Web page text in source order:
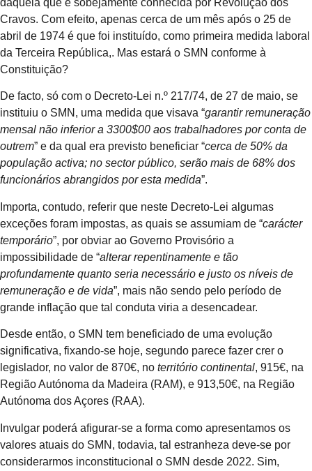
daquela que é sobejamente conhecida por Revolução dos
Cravos. Com efeito, apenas cerca de um mês após o 25 de
abril de 1974 é que foi instituído, como primeira medida laboral
da Terceira República,. Mas estará o SMN conforme à
Constituição?
De facto, só com o Decreto-Lei n.º 217/74, de 27 de maio, se
instituiu o SMN, uma medida que visava “garantir remuneração
mensal não inferior a 3300$00 aos trabalhadores por conta de
outrem” e da qual era previsto beneficiar “cerca de 50% da
população activa; no sector público, serão mais de 68% dos
funcionários abrangidos por esta medida”.
Importa, contudo, referir que neste Decreto-Lei algumas
exceções foram impostas, as quais se assumiam de “carácter
temporário”, por obviar ao Governo Provisório a
impossibilidade de “alterar repentinamente e tão
profundamente quanto seria necessário e justo os níveis de
remuneração e de vida”, mais não sendo pelo período de
grande inflação que tal conduta viria a desencadear.
Desde então, o SMN tem beneficiado de uma evolução
significativa, fixando-se hoje, segundo parece fazer crer o
legislador, no valor de 870€, no território continental, 915€, na
Região Autónoma da Madeira (RAM), e 913,50€, na Região
Autónoma dos Açores (RAA).
Invulgar poderá afigurar-se a forma como apresentamos os
valores atuais do SMN, todavia, tal estranheza deve-se por
considerarmos inconstitucional o SMN desde 2022. Sim,